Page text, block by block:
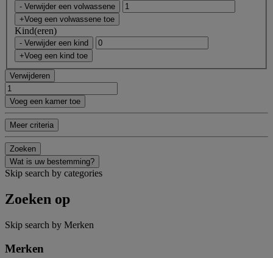
- Verwijder een volwassene
+Voeg een volwassene toe
Kind(eren)
- Verwijder een kind
+Voeg een kind toe
Verwijderen
Voeg een kamer toe
Meer criteria
Zoeken
Wat is uw bestemming?
Skip search by categories
Zoeken op
Skip search by Merken
Merken